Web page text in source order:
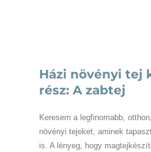
Házi növényi tej
rész: A zabtej
Keresem a legfinomabb,
növényi tejeket, aminek
is. A lényeg, hogy